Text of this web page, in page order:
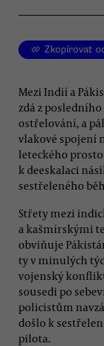
Zkopírovat
Mezi Indií a
zdá z
ostřelování, a
vlakové spojení
leteckého
k deeskalaci
sestřeleného
Střety mezi
a kašmírskými
obviňuje
ty v minulých
vojenský
sousedi po
policistům
došlo k
pilota.